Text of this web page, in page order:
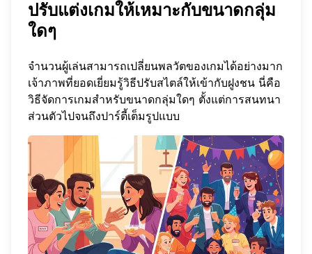
ปรับแต่งเกมให้เหมาะกับขนาดกลุ่ม
ใดๆ
จำนวนผู้เล่นสามารถเปลี่ยนพลวัตของเกมได้อย่างมาก
เจ้าภาพที่ยอดเยี่ยมรู้วิธีปรับสไตล์ให้เข้ากับฝูงชน นี่คือ
วิธีจัดการเกมสำหรับขนาดกลุ่มใดๆ ตั้งแต่การสนทนา
ส่วนตัวไปจนถึงปาร์ตี้เต็มรูปแบบ